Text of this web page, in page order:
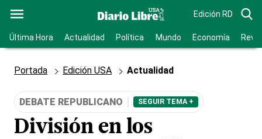
Edición RD
Última Hora Actualidad Política Mundo Economía
Portada Edición USA Actualidad
DEBATE REPUBLICANO SEGUIR TEMA +
División en los